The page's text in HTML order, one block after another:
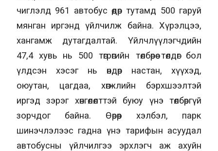
чиглэлд 961 автобус өдөр тутамд 500 гаруй
мянган иргэнд үйлчилж байна. Хүрэлцээ,
хангамж дутагдалтай. Үйлчлүүлэгчдийн
47,4 хувь нь 500 төгрөгийн төлбөрөө төлдөг бол
үлдсэн хэсэг нь өндөр настан, хүүхэд,
оюутан, цагдаа, хөгжлийн бэрхшээлтэй
иргэд зэрэг хөнгөлөлттэй буюу үнэ төлбөргүй
зорчдог байна. Өөрөөр хэлбэл, парк
шинэчлэлээс гадна үнэ тарифын асуудал
автобусны үйлчилгээ эрхлэгч аж ахуйн